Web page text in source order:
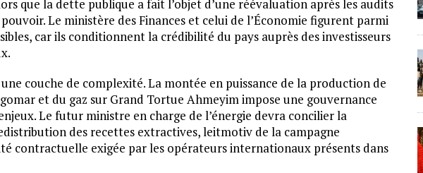
que la dette publique a fait l’objet d’une réévaluation après les audits
Le ministère des Finances et celui de l’Économie figurent parmi
car ils conditionnent la crédibilité du pays auprès des investisseurs
couche de complexité. La montée en puissance de la production de
et du gaz sur Grand Tortue Ahmeyim impose une gouvernance
Le futur ministre en charge de l’énergie devra concilier la
des recettes extractives, leitmotiv de la campagne
contractuelle exigée par les opérateurs internationaux présents dans